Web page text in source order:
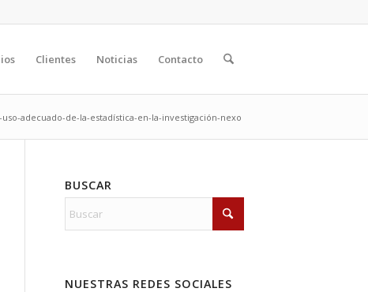
Clientes Noticias Contacto
uso-adecuado-de-la-estadística-en-la-investigación-nexo
BUSCAR
NUESTRAS REDES SOCIALES